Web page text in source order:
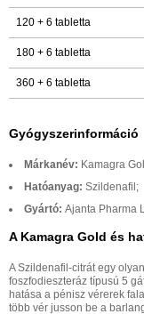
120 + 6 tabletta
180 + 6 tabletta
360 + 6 tabletta
Gyógyszerinformáció
Márkanév: Kamagra
Hatóanyag: Szildenafil;
Gyártó: Ajanta Pharma
A Kamagra Gold és
A Szildenafil-citrát egy
foszfodieszteráz típusú 5
hatása a pénisz vérerek
több vér jusson be a